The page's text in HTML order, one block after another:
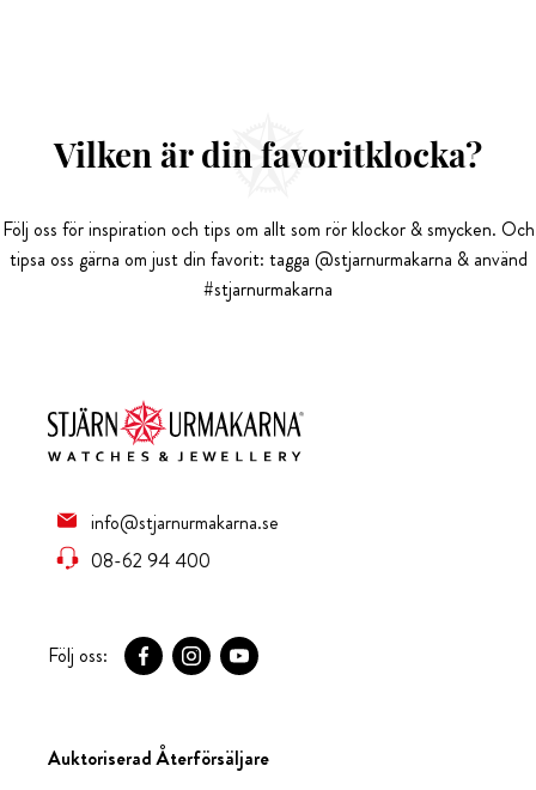
Vilken är din favoritklocka?
Följ oss för inspiration och tips om allt som rör klockor & smycken. Och
tipsa oss gärna om just din favorit: tagga @stjarnurmakarna & använd
#stjarnurmakarna
info@stjarnurmakarna.se
08-62 94 400
Följ oss:
Auktoriserad Återförsäljare